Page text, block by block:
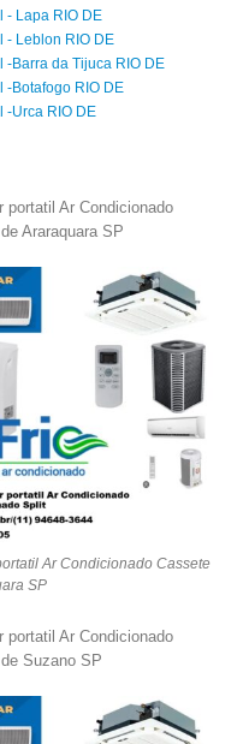
- Lapa RIO DE
- Leblon RIO DE
-Barra da Tijuca RIO DE
-Botafogo RIO DE
-Urca RIO DE
portatil Ar Condicionado
Araraquara SP
Ar Condicionado Cassete
SP
portatil Ar Condicionado
Suzano SP